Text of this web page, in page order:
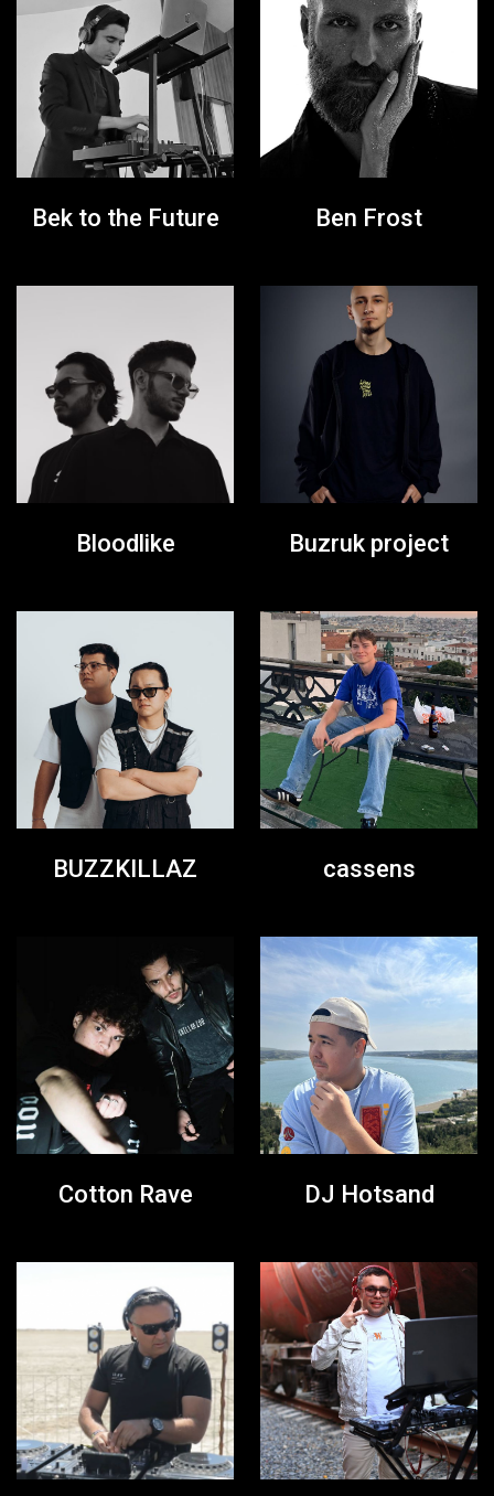
Bek to the Future Ben Frost
Bloodlike Buzruk project
BUZZKILLAZ cassens
Cotton Rave DJ Hotsand